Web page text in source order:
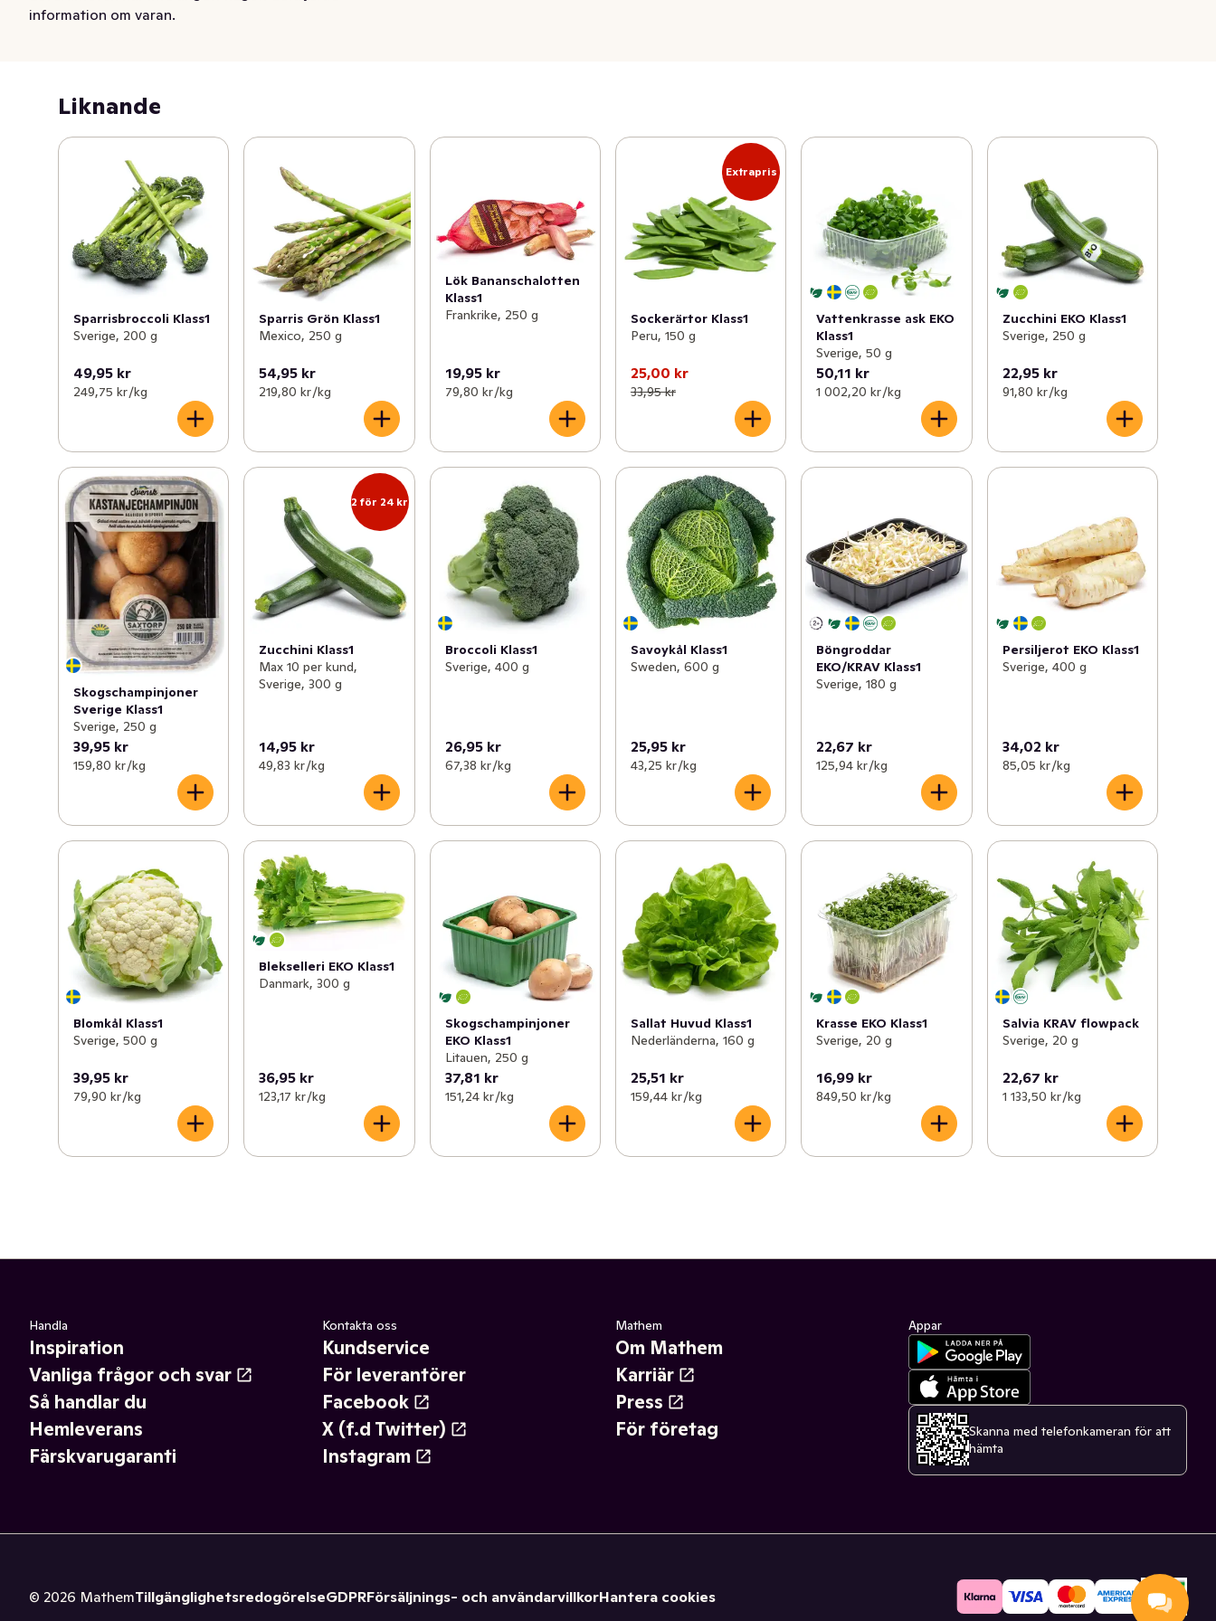
information om varan.
Liknande
Sparrisbroccoli Klass1
Sverige, 200 g
49,95 kr
249,75 kr /kg
Sparris Grön Klass1
Mexico, 250 g
54,95 kr
219,80 kr /kg
Lök Bananschalotten
Klass1
Frankrike, 250 g
19,95 kr
79,80 kr /kg
Extrapris
Sockerärtor Klass1
Peru, 150 g
25,00 kr
33,95 kr
Vattenkrasse ask EKO
Klass1
Sverige, 50 g
50,11 kr
1 002,20 kr /kg
Zucchini EKO Klass1
Sverige, 250 g
22,95 kr
91,80 kr /kg
Skogschampinjoner
Sverige Klass1
Sverige, 250 g
39,95 kr
159,80 kr /kg
2 för 24 kr
Zucchini Klass1
Max 10 per kund,
Sverige, 300 g
14,95 kr
49,83 kr /kg
Broccoli Klass1
Sverige, 400 g
26,95 kr
67,38 kr /kg
Savoykål Klass1
Sweden, 600 g
25,95 kr
43,25 kr /kg
Böngroddar
EKO/KRAV Klass1
Sverige, 180 g
22,67 kr
125,94 kr /kg
Persiljerot EKO Klass1
Sverige, 400 g
34,02 kr
85,05 kr /kg
Blomkål Klass1
Sverige, 500 g
39,95 kr
79,90 kr /kg
Blekselleri EKO Klass1
Danmark, 300 g
36,95 kr
123,17 kr /kg
Skogschampinjoner
EKO Klass1
Litauen, 250 g
37,81 kr
151,24 kr /kg
Sallat Huvud Klass1
Nederländerna, 160 g
25,51 kr
159,44 kr /kg
Krasse EKO Klass1
Sverige, 20 g
16,99 kr
849,50 kr /kg
Salvia KRAV flowpack
Sverige, 20 g
22,67 kr
1 133,50 kr /kg
Handla
Inspiration
Vanliga frågor och svar
Så handlar du
Hemleverans
Färskvarugaranti
Kontakta oss
Kundservice
För leverantörer
Facebook
X (f.d Twitter)
Instagram
Mathem
Om Mathem
Karriär
Press
För företag
Appar
Skanna med telefonkameran för att
hämta
© 2026 MathemTillgänglighetsredogörelseGDPRFörsäljnings- och användarvillkorHantera cookies